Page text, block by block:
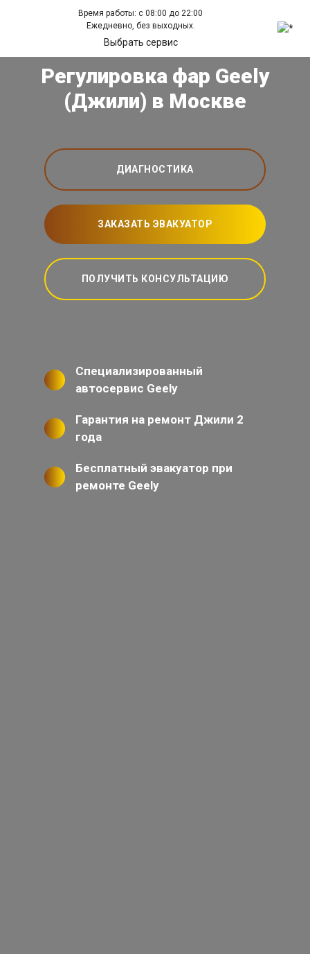
Время работы: с 08:00 до 22:00
Ежедневно, без выходных.
Выбрать сервис
Регулировка фар Geely
(Джили) в Москве
ДИАГНОСТИКА
ЗАКАЗАТЬ ЭВАКУАТОР
ПОЛУЧИТЬ КОНСУЛЬТАЦИЮ
Специализированный
автосервис Geely
Гарантия на ремонт Джили 2
года
Бесплатный эвакуатор при
ремонте Geely